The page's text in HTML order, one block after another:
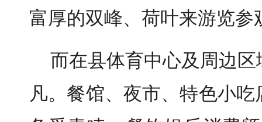
富厚的双峰、荷叶来游览参
而在县体育中心及周边
凡。餐馆、夜市、特色小